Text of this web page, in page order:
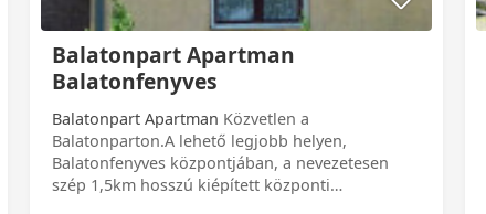
Balatonpart Apartman
Balatonfenyves
Balatonpart Apartman
Balatonparton.A lehető legjobb helyen,
Balatonfenyves központjában, a nevezetesen
szép 1,5km hosszú kiépített központi